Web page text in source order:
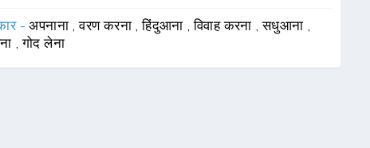
-अपनाना ,वरण करना ,हिंदुआना ,विवाह करना ,सधुआना ,
,गोद लेना